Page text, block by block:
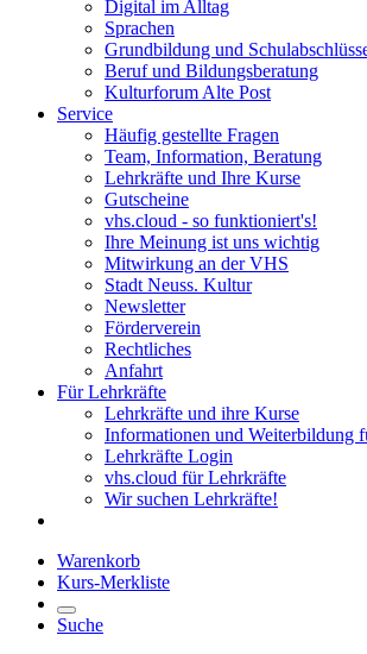
Digital im Alltag
Sprachen
Grundbildung und
Beruf und Bildungsberatung
Kulturforum Alte Post
Service
Häufig gestellte Fragen
Team, Information, Beratung
Lehrkräfte und Ihre Kurse
Gutscheine
vhs.cloud - so funktioniert's!
Ihre Meinung ist uns wichtig
Mitwirkung an der VHS
Stadt Neuss. Kultur
Newsletter
Förderverein
Rechtliches
Anfahrt
Für Lehrkräfte
Lehrkräfte und ihre Kurse
Informationen und Weiterbildung
Lehrkräfte Login
vhs.cloud für Lehrkräfte
Wir suchen Lehrkräfte!
Warenkorb
Kurs-Merkliste
Suche